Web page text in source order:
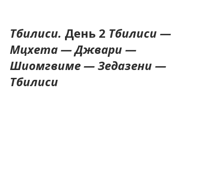
Тбилиси. День 2 Тбилиси —
Мцхета — Джвари —
Шиомгвиме — Зедазени —
Тбилиси